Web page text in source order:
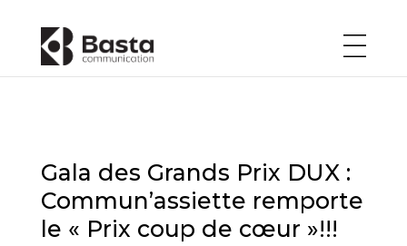
Gala des Grands Prix DUX :
Commun’assiette remporte
le « Prix coup de cœur »!!!